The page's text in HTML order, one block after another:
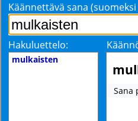
Käännettävä sana
Hakuluettelo:
mulkaisten
Sana